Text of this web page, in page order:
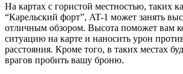
На картах с гористой местностью, таких
“Карельский форт”, AT-1 может занять
отличным обзором. Высота поможет вам
ситуацию на карте и наносить урон
расстояния. Кроме того, в таких местах
врагов пробить вашу броню.